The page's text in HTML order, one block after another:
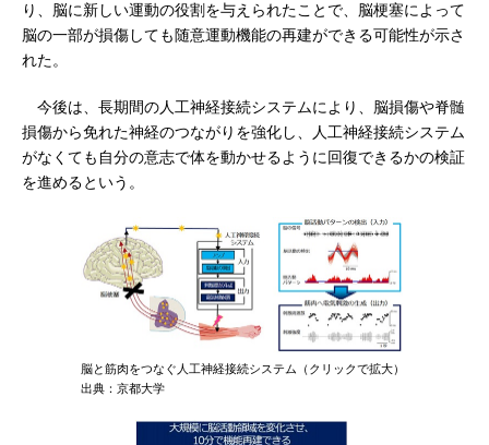
り、脳に新しい運動の役割を与えられたことで、脳梗塞によって
脳の一部が損傷しても随意運動機能の再建ができる可能性が示さ
れた。
今後は、長期間の人工神経接続システムにより、脳損傷や脊髄
損傷から免れた神経のつながりを強化し、人工神経接続システム
がなくても自分の意志で体を動かせるように回復できるかの検証
を進めるという。
脳と筋肉をつなぐ人工神経接続システム（クリックで拡大）
出典：京都大学